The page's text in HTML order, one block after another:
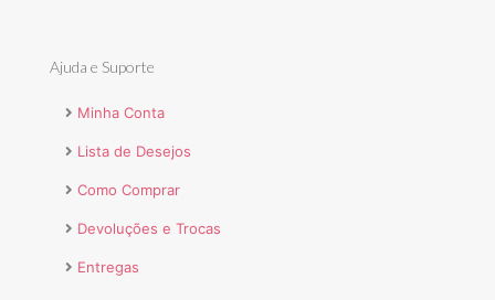
Ajuda e Suporte
Minha Conta
Lista de Desejos
Como Comprar
Devoluções e Trocas
Entregas